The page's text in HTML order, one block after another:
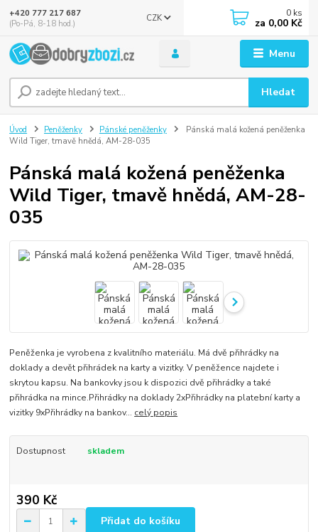
Menu
CZK
Hledat
+420 777 217 687
(Po-Pá, 8-18 hod.)
0 ks
za 0,00 Kč
Úvod Peněženky Pánské peněženky
Pánská malá kožená peněženka
Wild Tiger, tmavě hnědá, AM-28-035
Pánská malá kožená peněženka
Wild Tiger, tmavě hnědá, AM-28-
035
Peněženka je vyrobena z kvalitního materiálu. Má dvě přihrádky na
doklady a devět přihrádek na karty a vizitky. V peněžence najdete i
skrytou kapsu. Na bankovky jsou k dispozici dvě přihrádky a také
přihrádka na mince.Přihrádky na doklady 2xPřihrádky na platební karty a
vizitky 9xPřihrádky na bankov... celý popis
Dostupnost skladem
390 Kč
Přidat do košíku